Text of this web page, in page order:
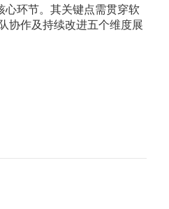
环节。其关键点需贯穿软
协作及持续改进五个维度展